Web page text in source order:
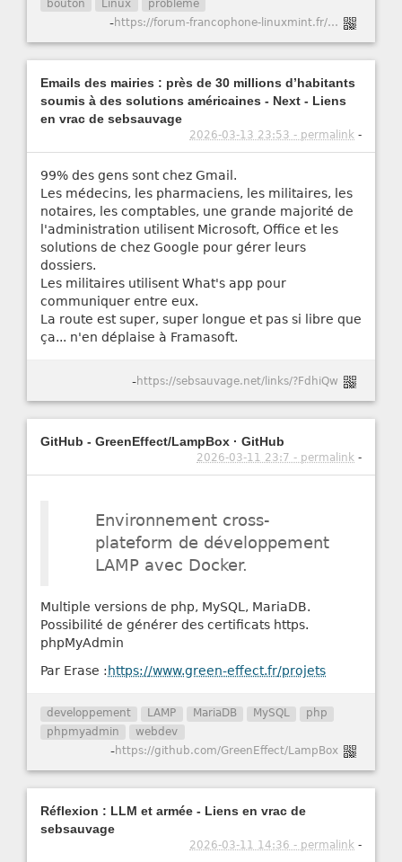
bouton Linux problème
- https://forum-francophone-linuxmint.fr/viewtopic.php?t=21751
Emails des mairies : près de 30 millions d’habitants
soumis à des solutions américaines - Next - Liens
en vrac de sebsauvage
2026-03-13 23:53 - permalink -
99% des gens sont chez Gmail.
Les médecins, les pharmaciens, les militaires, les
notaires, les comptables, une grande majorité de
l'administration utilisent Microsoft, Office et les
solutions de chez Google pour gérer leurs
dossiers.
Les militaires utilisent What's app pour
communiquer entre eux.
La route est super, super longue et pas si libre que
ça... n'en déplaise à Framasoft.
-https://sebsauvage.net/links/?FdhiQw
GitHub - GreenEffect/LampBox · GitHub
2026-03-11 23:7 - permalink -
Environnement cross-
plateform de développement
LAMP avec Docker.
Multiple versions de php, MySQL, MariaDB.
Possibilité de générer des certificats https.
phpMyAdmin
Par Erase : https://www.green-effect.fr/projets
developpement LAMP MariaDB MySQL
php
phpmyadmin
webdev
-https://github.com/GreenEffect/LampBox
Réflexion : LLM et armée - Liens en vrac de
sebsauvage
2026-03-11 14:36 - permalink -